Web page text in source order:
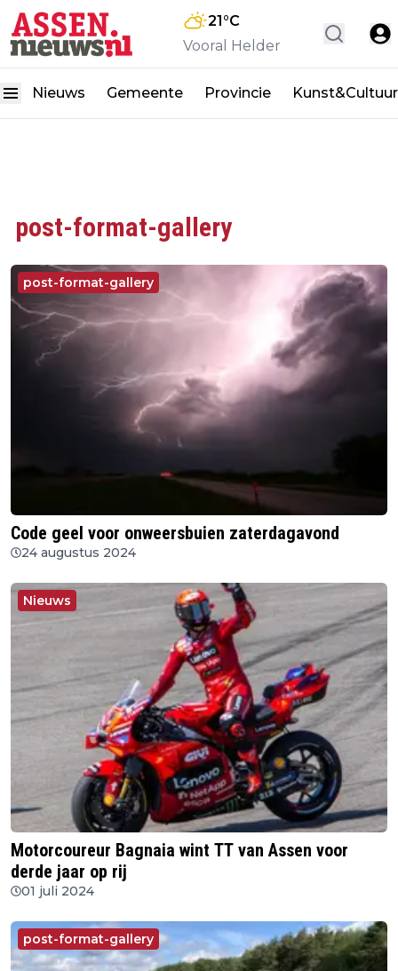
21°C
Vooral Helder
Nieuws Gemeente Provincie Kunst&Cultuur
post-format-gallery
post-format-gallery
Code geel voor onweersbuien zaterdagavond
24 augustus 2024
Nieuws
Motorcoureur Bagnaia wint TT van Assen voor
derde jaar op rij
01 juli 2024
post-format-gallery